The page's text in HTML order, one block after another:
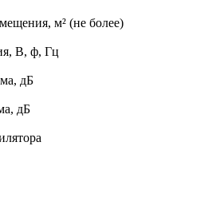
м² (не более)
В, ф, Гц
дБ
дБ